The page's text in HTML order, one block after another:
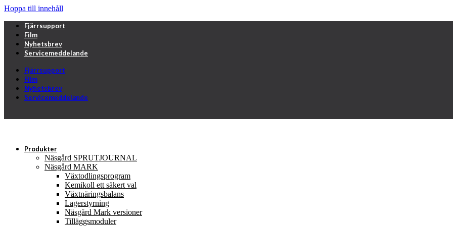
Hoppa till innehåll
Fjärrsupport
Film
Nyhetsbrev
Servicemeddelande
Fjärrsupport
Film
Nyhetsbrev
Servicemeddelande
Produkter
Näsgård SPRUTJOURNAL
Näsgård MARK
Växtodlingsprogram
Kemikoll ett säkert val
Växtnäringsbalans
Lagerstyrning
Näsgård Mark versioner
Tilläggsmoduler